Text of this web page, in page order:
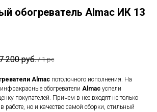
обогреватель Almac ИК 13
200 руб. / 1 pc
Almac потолочного исполнения. На
обогреватели Almac успели
покупателей. Причем в нее входят не только
работе, но и качество самой сборки, стильный